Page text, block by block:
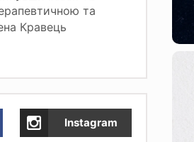
та
Кравець
Instagram